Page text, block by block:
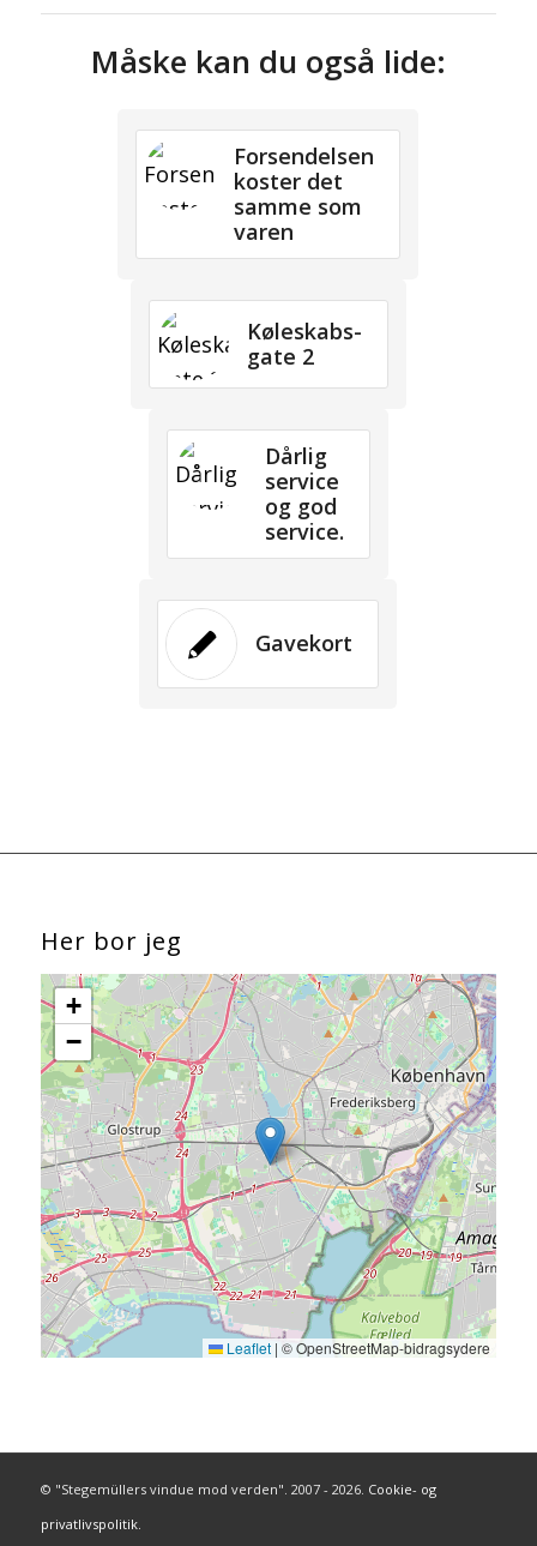
Måske kan du også lide:
Forsendelsen
koster det
samme som
varen
Køleskabs-
gate 2
Dårlig
service
og god
service.
Gavekort
Her bor jeg
+
−
Leaflet | © OpenStreetMap-bidragsydere
© "Stegemüllers vindue mod verden". 2007 - 2026. Cookie- og
privatlivspolitik.